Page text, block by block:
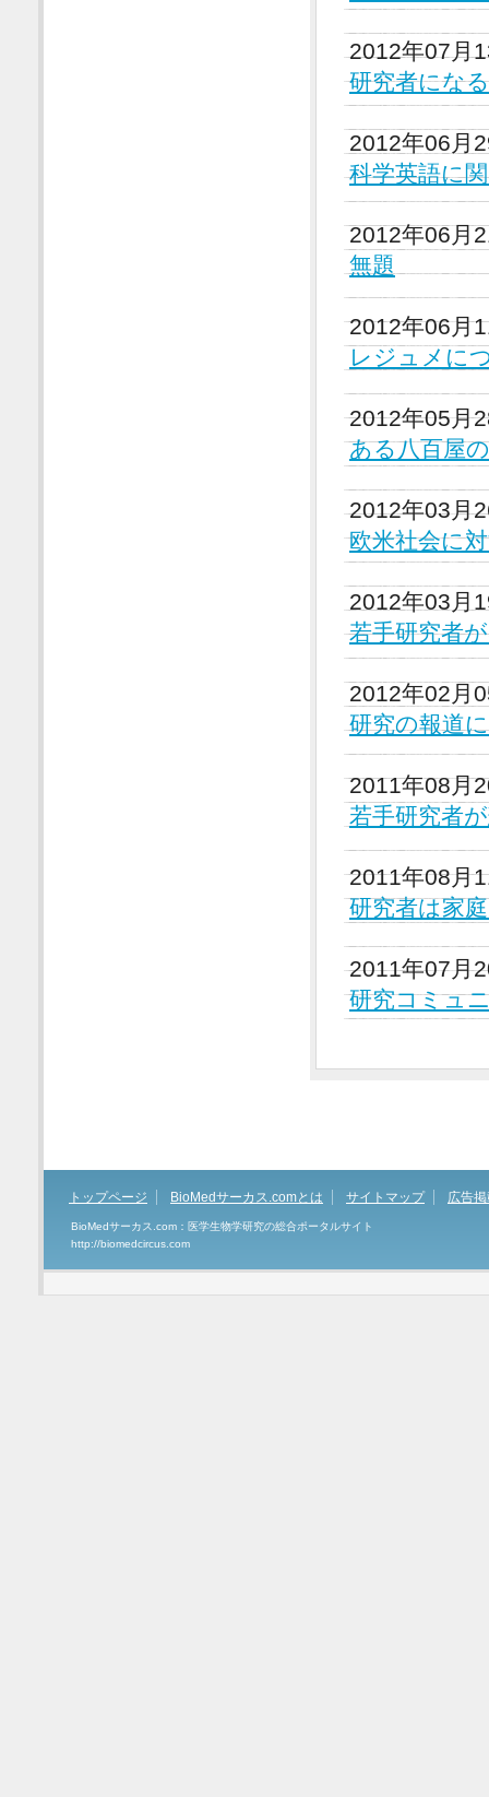
2012年07月
研究者にな
2012年06月
科学英語に
2012年06月
無題
2012年06月
レジュメに
2012年05月
ある八百屋
2012年03月
欧米社会に
2012年03月
若手研究者
2012年02月
研究の報道
2011年08月
若手研究者
2011年08月
研究者は家
2011年07月
研究コミュ
トップページ BioMedサーカス.comとは サイトマップ 広告
BioMedサーカス.com：医学生物学研究の総合ポータルサイト
http://biomedcircus.com